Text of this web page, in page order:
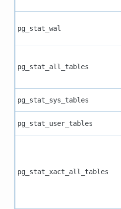
pg_stat_wal
pg_stat_all_tables
pg_stat_sys_tables
pg_stat_user_tables
pg_stat_xact_all_tables